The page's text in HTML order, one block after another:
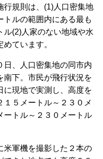
規則は、(1)人口密集地
トルの範囲内にある最も
ル(2)人家のない地域や水
ています。
、人口密集地の同市内
南下。市民が飛行状況を
に現地で実測し、高度を
５メートル～２３０メ
ートル～２３０メートル
軍機を撮影した２本の